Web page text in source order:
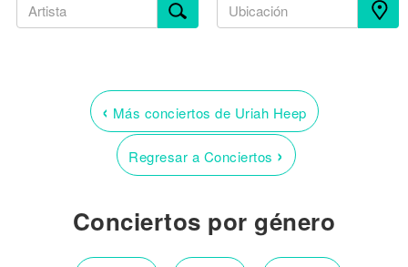
‹ Más conciertos de Uriah Heep
Regresar a Conciertos ›
Conciertos por género